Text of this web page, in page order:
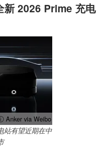
新 2026 Prime 充电
Anker via Weibo
站有望近期在中